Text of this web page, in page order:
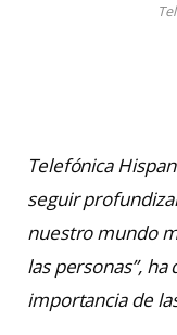
Telefónica
seguir
nuestro mundo
las personas”,
importancia de